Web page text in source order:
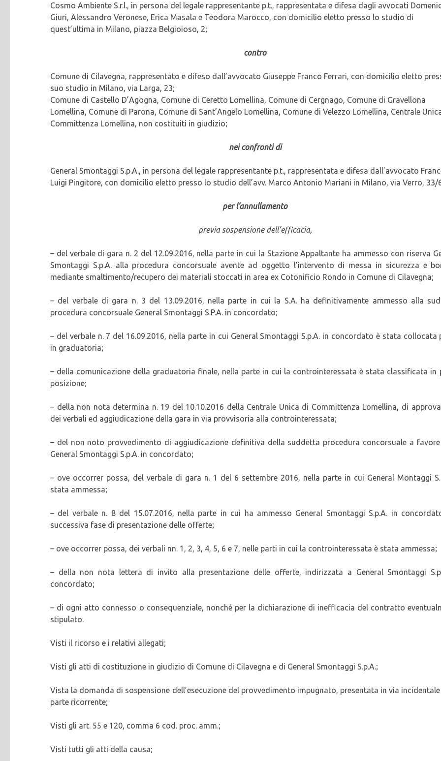
Cosmo Ambiente S.r.l., in persona del legale rappresentante p.t., rappresentata e difesa dagli avvocati
Giuri, Alessandro Veronese, Erica Masala e Teodora Marocco, con domicilio eletto presso lo studio di
quest’ultima in Milano, piazza Belgioioso, 2;
contro
Comune di Cilavegna, rappresentato e difeso dall’avvocato Giuseppe Franco Ferrari, con domicilio eletto
suo studio in Milano, via Larga, 23;
Comune di Castello D’Agogna, Comune di Ceretto Lomellina, Comune di Cergnago, Comune di Gravellona
Lomellina, Comune di Parona, Comune di Sant’Angelo Lomellina, Comune di Velezzo Lomellina, Centrale
Committenza Lomellina, non costituiti in giudizio;
nei confronti di
General Smontaggi S.p.A., in persona del legale rappresentante p.t., rappresentata e difesa dall’avvocato
Luigi Pingitore, con domicilio eletto presso lo studio dell’avv. Marco Antonio Mariani in Milano, via Verro, 33/
per l’annullamento
previa sospensione dell’efficacia,
– del verbale di gara n. 2 del 12.09.2016, nella parte in cui la Stazione Appaltante ha ammesso con riserva
Smontaggi S.p.A. alla procedura concorsuale avente ad oggetto l’intervento di messa in sicurezza e
mediante smaltimento/recupero dei materiali stoccati in area ex Cotonificio Rondo in Comune di Cilavegna;
– del verbale di gara n. 3 del 13.09.2016, nella parte in cui la S.A. ha definitivamente ammesso alla
procedura concorsuale General Smontaggi S.P.A. in concordato;
– del verbale n. 7 del 16.09.2016, nella parte in cui General Smontaggi S.p.A. in concordato è stata collocata
in graduatoria;
– della comunicazione della graduatoria finale, nella parte in cui la controinteressata è stata classificata in
posizione;
– della non nota determina n. 19 del 10.10.2016 della Centrale Unica di Committenza Lomellina, di
dei verbali ed aggiudicazione della gara in via provvisoria alla controinteressata;
– del non noto provvedimento di aggiudicazione definitiva della suddetta procedura concorsuale a favore
General Smontaggi S.p.A. in concordato;
– ove occorrer possa, del verbale di gara n. 1 del 6 settembre 2016, nella parte in cui General Montaggi
stata ammessa;
– del verbale n. 8 del 15.07.2016, nella parte in cui ha ammesso General Smontaggi S.p.A. in
successiva fase di presentazione delle offerte;
– ove occorrer possa, dei verbali nn. 1, 2, 3, 4, 5, 6 e 7, nelle parti in cui la controinteressata è stata ammessa;
– della non nota lettera di invito alla presentazione delle offerte, indirizzata a General Smontaggi
concordato;
– di ogni atto connesso o consequenziale, nonché per la dichiarazione di inefficacia del contratto
stipulato.
Visti il ricorso e i relativi allegati;
Visti gli atti di costituzione in giudizio di Comune di Cilavegna e di General Smontaggi S.p.A.;
Vista la domanda di sospensione dell’esecuzione del provvedimento impugnato, presentata in via
parte ricorrente;
Visti gli art. 55 e 120, comma 6 cod. proc. amm.;
Visti tutti gli atti della causa;